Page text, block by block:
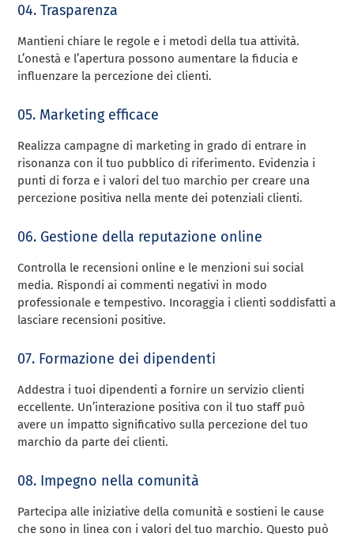
04. Trasparenza
Mantieni chiare le regole e i metodi della tua attività.
L’onestà e l’apertura possono aumentare la fiducia e
influenzare la percezione dei clienti.
05. Marketing efficace
Realizza campagne di marketing in grado di entrare in
risonanza con il tuo pubblico di riferimento. Evidenzia i
punti di forza e i valori del tuo marchio per creare una
percezione positiva nella mente dei potenziali clienti.
06. Gestione della reputazione online
Controlla le recensioni online e le menzioni sui social
media. Rispondi ai commenti negativi in modo
professionale e tempestivo. Incoraggia i clienti soddisfatti a
lasciare recensioni positive.
07. Formazione dei dipendenti
Addestra i tuoi dipendenti a fornire un servizio clienti
eccellente. Un’interazione positiva con il tuo staff può
avere un impatto significativo sulla percezione del tuo
marchio da parte dei clienti.
08. Impegno nella comunità
Partecipa alle iniziative della comunità e sostieni le cause
che sono in linea con i valori del tuo marchio. Questo può